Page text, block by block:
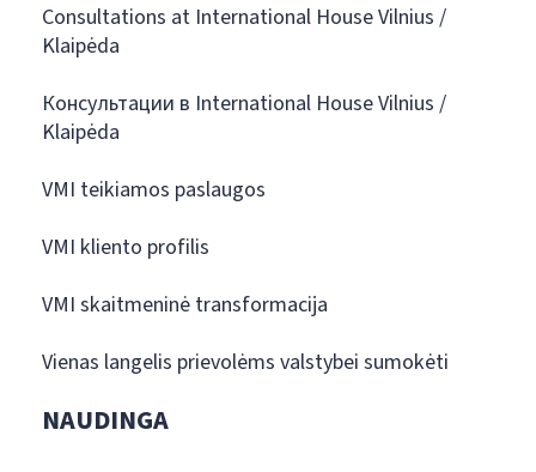
Consultations at International House Vilnius /
Klaipėda
Консультации в International House Vilnius /
Klaipėda
VMI teikiamos paslaugos
VMI kliento profilis
VMI skaitmeninė transformacija
Vienas langelis prievolėms valstybei sumokėti
NAUDINGA